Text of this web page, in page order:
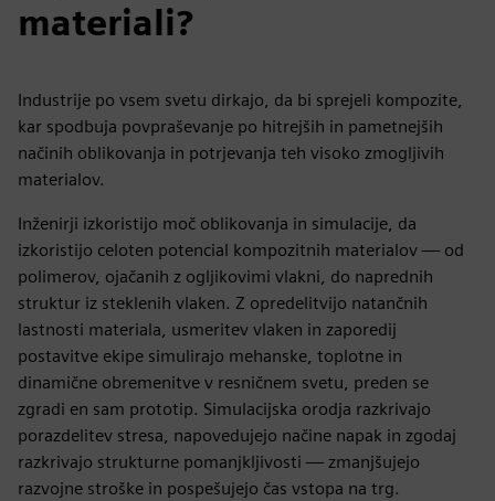
materiali?
Industrije po vsem svetu dirkajo, da bi sprejeli kompozite,
kar spodbuja povpraševanje po hitrejših in pametnejših
načinih oblikovanja in potrjevanja teh visoko zmogljivih
materialov.
Inženirji izkoristijo moč oblikovanja in simulacije, da
izkoristijo celoten potencial kompozitnih materialov — od
polimerov, ojačanih z ogljikovimi vlakni, do naprednih
struktur iz steklenih vlaken. Z opredelitvijo natančnih
lastnosti materiala, usmeritev vlaken in zaporedij
postavitve ekipe simulirajo mehanske, toplotne in
dinamične obremenitve v resničnem svetu, preden se
zgradi en sam prototip. Simulacijska orodja razkrivajo
porazdelitev stresa, napovedujejo načine napak in zgodaj
razkrivajo strukturne pomanjkljivosti — zmanjšujejo
razvojne stroške in pospešujejo čas vstopa na trg.